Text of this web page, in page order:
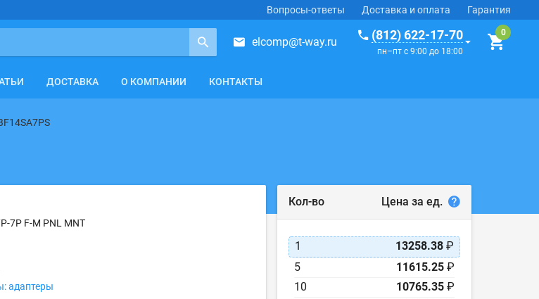
Вопросы-ответы Доставка и оплата Гарантия
elcomp@t-way.ru (812) 622-17-70
пн–пт с 9:00 до 18:00
ДОСТАВКА О КОМПАНИИ КОНТАКТЫ
7P F-M PNL MNT
адаптеры
Кол-во Цена за ед.
1 13258.38 ₽
5
11615.25 ₽
10
10765.35 ₽